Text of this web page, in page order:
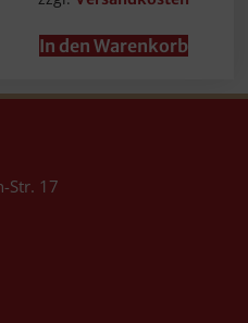
In den Warenkorb
Str. 17